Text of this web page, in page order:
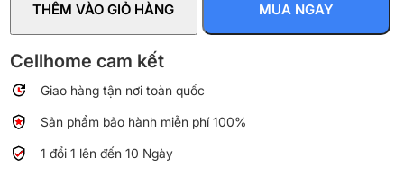
mini
số
THÊM VÀO GIỎ HÀNG MUA NGAY
Cellhome cam kết
Giao hàng tận nơi toàn quốc
Sản phẩm bảo hành miễn phí 100%
1 đổi 1 lên đến 10 Ngày